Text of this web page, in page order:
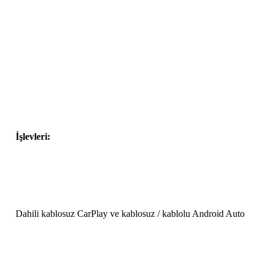
İşlevleri:
Dahili kablosuz CarPlay ve kablosuz / kablolu Android Auto